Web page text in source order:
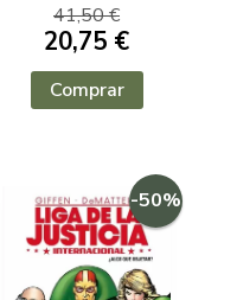
41,50 €
20,75 €
Comprar
-50%